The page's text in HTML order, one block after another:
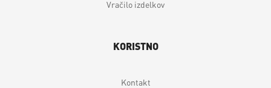
Vračilo izdelkov
KORISTNO
Kontakt